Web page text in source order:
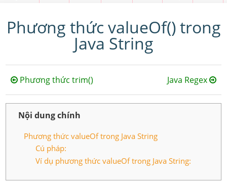
Phương thức valueOf() trong
Java String
Phương thức trim() Java Regex
Nội dung chính
Phương thức valueOf trong Java String
Cú pháp:
Ví dụ phương thức valueOf trong Java String: